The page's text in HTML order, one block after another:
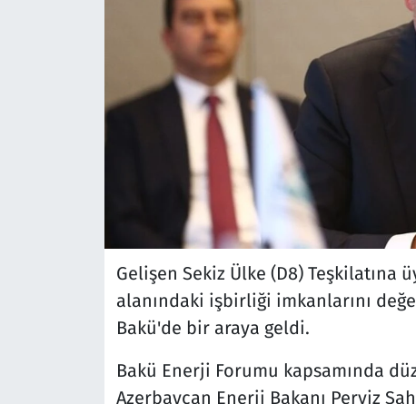
Gelişen Sekiz Ülke (D8)
alanındaki işbirliği imkanlarını
Bakü'de bir araya geldi.
Bakü Enerji Forumu kapsamında
Azerbaycan Enerji Bakanı Perviz